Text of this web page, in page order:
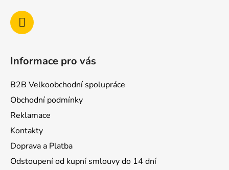
Informace pro vás
B2B Velkoobchodní spolupráce
Obchodní podmínky
Reklamace
Kontakty
Doprava a Platba
Odstoupení od kupní smlouvy do 14 dní